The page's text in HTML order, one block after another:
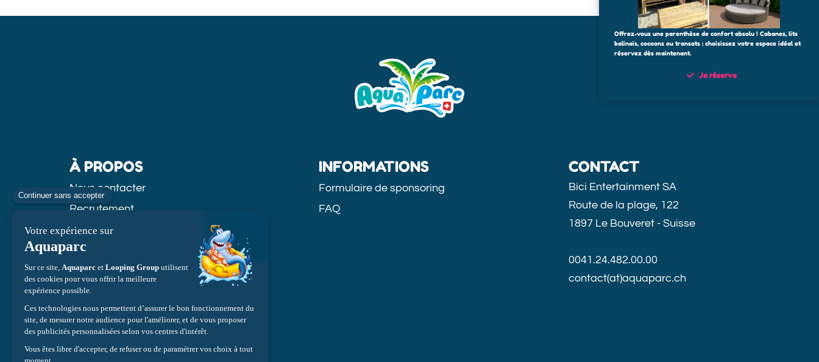
Offrez-vous une parenthèse de confort absolu ! Cabanes, lits
balinais, cocoons ou transats : choisissez votre espace idéal et
réservez dès maintenant.
Je réserve
À PROPOS
Nous contacter
Recrutement
Groupe Looping
INFORMATIONS
Formulaire de sponsoring
FAQ
CONTACT
Bici Entertainment SA
Route de la plage, 122
1897 Le Bouveret - Suisse
0041.24.482.00.00
contact(at)aquaparc.ch